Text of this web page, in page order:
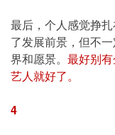
最后，个人感觉挣
了发展前景，但不
界和愿景。 最好别
艺人就好了。
4